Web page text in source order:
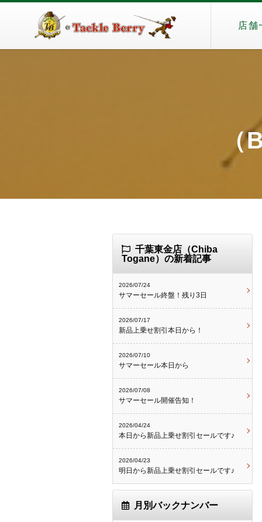
店舗
千葉東金店（Chiba
Togane）の新着記事
2026/07/24
サマーセール終盤！残り3日
2026/07/17
新品上乗せ割引本日から！
2026/07/10
サマーセール本日から
2026/07/08
サマーセール開催告知！
2026/04/24
本日から新品上乗せ割引セールです♪
2026/04/23
明日から新品上乗せ割引セールです♪
月別バックナンバー